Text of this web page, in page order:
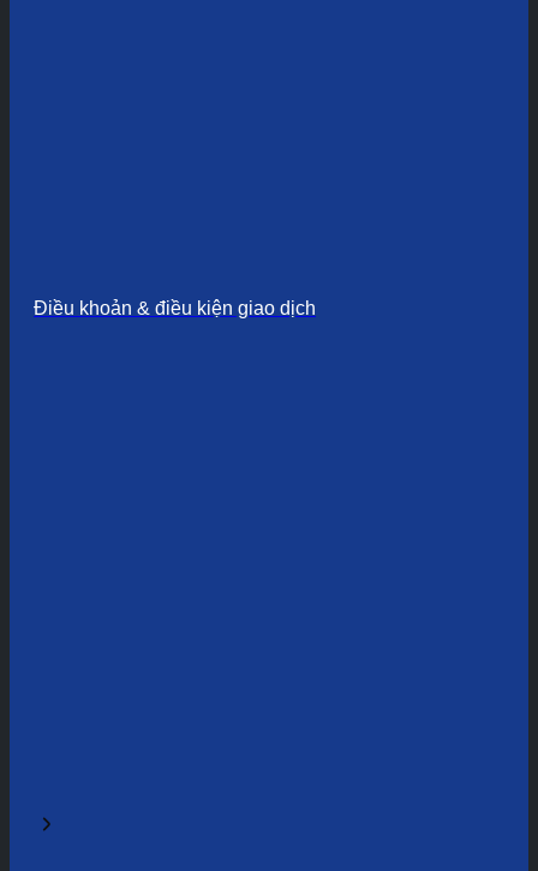
Điều khoản & điều kiện giao dịch